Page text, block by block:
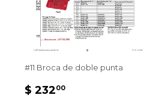
#11 Broca de doble punta
PRECIO
$ 23200